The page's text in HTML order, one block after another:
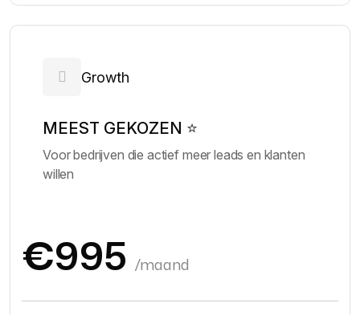
Growth
MEEST GEKOZEN ⭐
Voor bedrijven die actief meer leads en klanten
willen
€995 /maand